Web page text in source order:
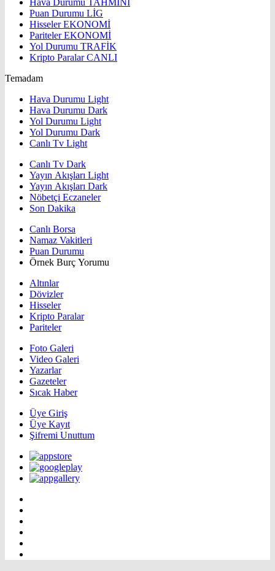
Hava Durumu TAHMİNİ
Puan Durumu LİG
HisselerEKONOMİ
ParitelerEKONOMİ
Yol Durumu TRAFİK
Kripto ParalarCANLI
Temadam
Hava Durumu Light
Hava Durumu Dark
Yol Durumu Light
Yol Durumu Dark
Canlı Tv Light
Canlı Tv Dark
Yayın Akışları Light
Yayın Akışları Dark
Nöbetçi Eczaneler
Son Dakika
Canlı Borsa
Namaz Vakitleri
Puan Durumu
Örnek Burç Yorumu
Altınlar
Dövizler
Hisseler
Kripto Paralar
Pariteler
Foto Galeri
Video Galeri
Yazarlar
Gazeteler
Sıcak Haber
Üye Giriş
Üye Kayıt
Şifremi Unuttum